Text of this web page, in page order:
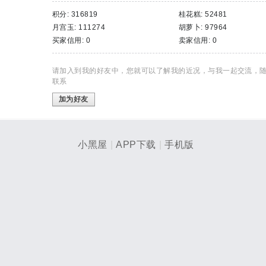
积分: 316819
桂花糕: 52481
月宫玉: 111274
胡萝卜: 97964
买家信用: 0
卖家信用: 0
请加入到我的好友中，您就可以了解我的近况，与我一起交流，
联系
加为好友
小黑屋 APP下载 手机版